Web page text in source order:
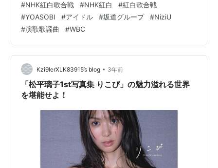
(@nhk_kouhaku) 2023年12月22日 このブログでは出場
歌手の予想を行った上で、発表後にその振り返りを兼ね
て出場歌手の傾向を分析しています。 今回は、発表され
た曲目から見えてくる傾向を考えます。
#NHK紅白歌合戦 #NHK紅白 #紅白歌合戦
#YOASOBI #アイドル #坂道グループ #NiziU
#演歌歌謡曲 #WBC
Kzi9IerXLK83915’s blog • 3年前
「松平璃子1st写真集 りこぴ」の魅力溢れる世界
を堪能せよ！